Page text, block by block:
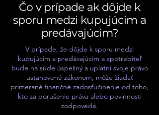
Čo v prípade ak dôjde k
sporu medzi kupujúcim a
predávajúcim?
V prípade, že dôjde k sporu medzi
kupujúcim a predávajúcim a spotrebiteľ
bude na súde úspešný a uplatní svoje právo
ustanovené zákonom, môže žiadať
primerané finančné zadosťučinenie od toho,
kto za porušenie práva alebo povinnosti
zodpovedá.